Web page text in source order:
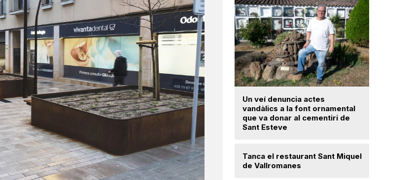
Un veí denuncia actes
vandàlics a la font ornamental
que va donar al cementiri de
Sant Esteve
Tanca el restaurant Sant Miquel
de Vallromanes